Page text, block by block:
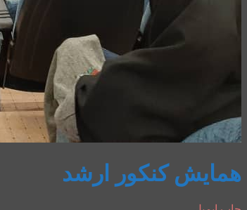
همایش کنکور ارشد